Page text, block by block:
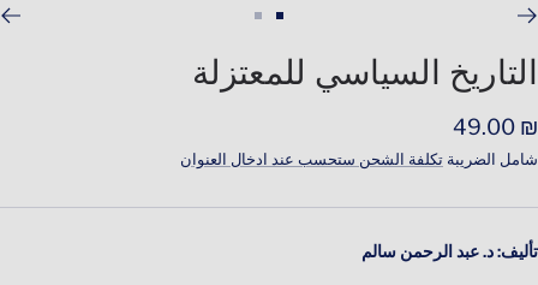
1
للشريحة
2
التاريخ السياسي للمعتزلة
السعر
المخفَّض
₪ 49.00
شامل الضريبة تكلفة الشحن ستحسب عند ادخال العنوان
تأليف: د. عبد الرحمن سالم